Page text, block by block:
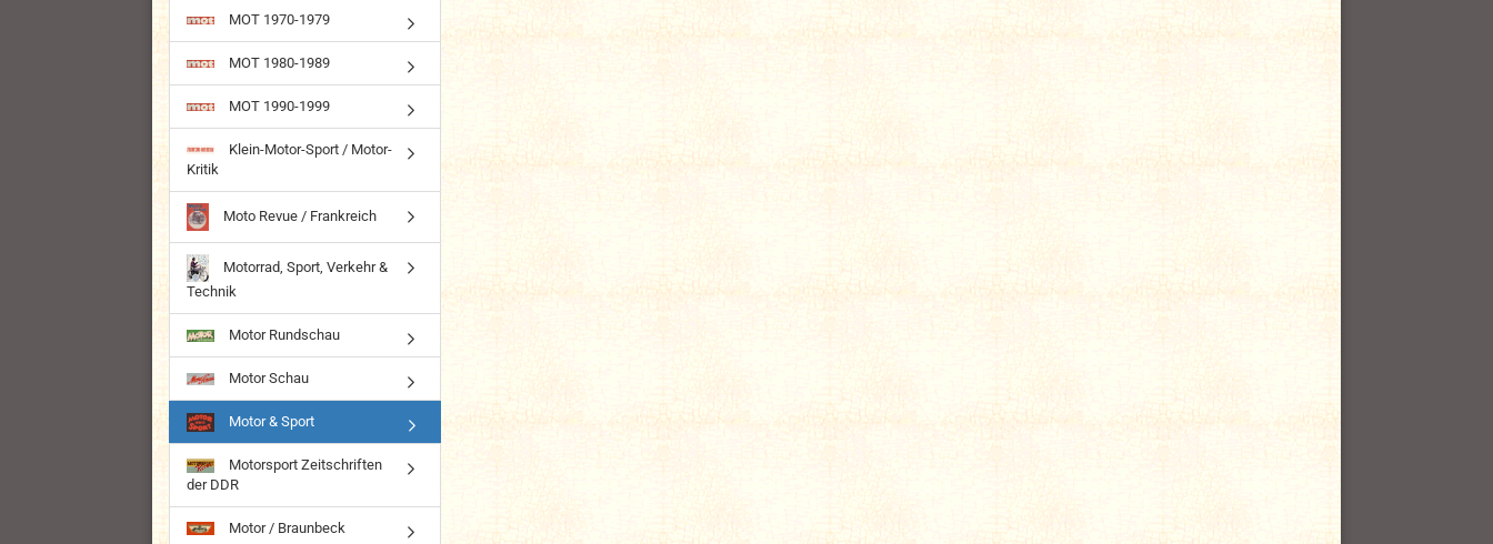
MOT 1970-1979
MOT 1980-1989
MOT 1990-1999
Klein-Motor-Sport / Motor-
Kritik
Moto Revue / Frankreich
Motorrad, Sport, Verkehr &
Technik
Motor Rundschau
Motor Schau
Motor & Sport
Motorsport Zeitschriften
der DDR
Motor / Braunbeck